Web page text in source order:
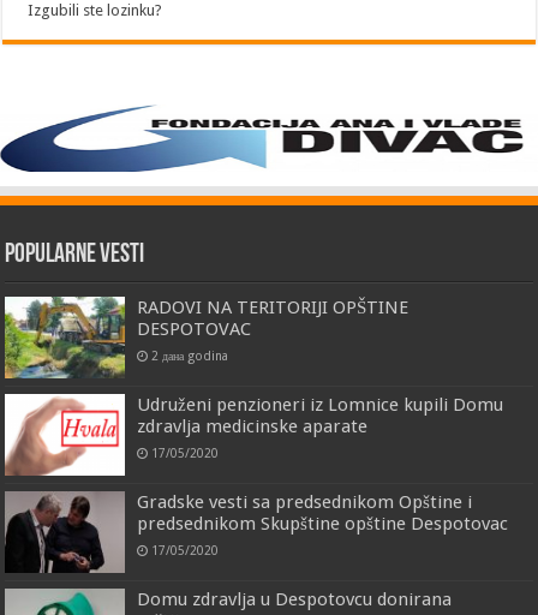
Izgubili ste lozinku?
Popularne vesti
RADOVI NA TERITORIJI OPŠTINE
DESPOTOVAC
2 дана godina
Udruženi penzioneri iz Lomnice kupili Domu
zdravlja medicinske aparate
17/05/2020
Gradske vesti sa predsednikom Opštine i
predsednikom Skupštine opštine Despotovac
17/05/2020
Domu zdravlja u Despotovcu donirana